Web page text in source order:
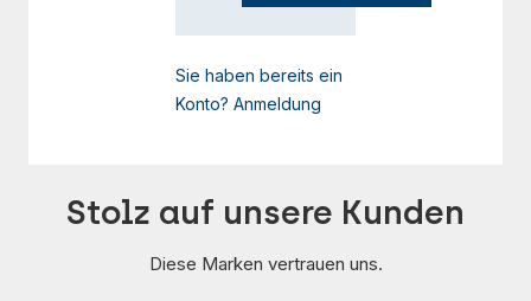
Sie haben bereits ein
Konto? Anmeldung
Stolz auf unsere Kunden
Diese Marken vertrauen uns.